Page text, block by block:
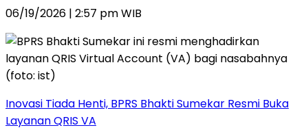
06/19/2026 | 2:57 pm WIB
Inovasi Tiada Henti, BPRS Bhakti Sumekar Resmi Buka
Layanan QRIS VA